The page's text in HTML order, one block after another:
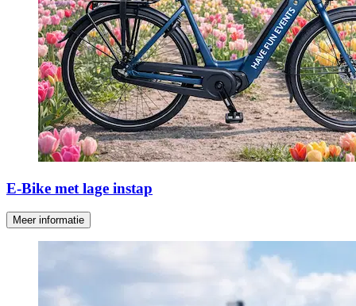
E-Bike met lage instap
Meer informatie